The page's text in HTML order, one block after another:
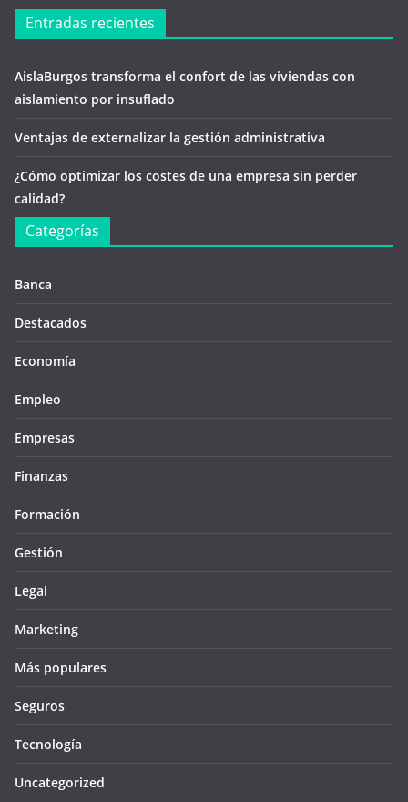
Entradas recientes
AislaBurgos transforma el confort de las viviendas con
aislamiento por insuflado
Ventajas de externalizar la gestión administrativa
¿Cómo optimizar los costes de una empresa sin perder
calidad?
Categorías
Banca
Destacados
Economía
Empleo
Empresas
Finanzas
Formación
Gestión
Legal
Marketing
Más populares
Seguros
Tecnología
Uncategorized